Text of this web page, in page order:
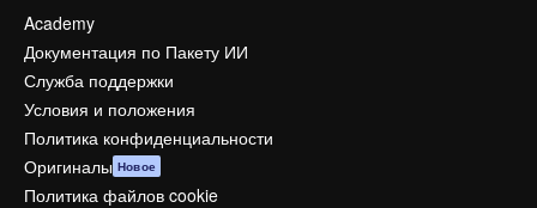
Academy
Документация по Пакету ИИ
Служба поддержки
Условия и положения
Политика конфиденциальности
Оригиналы Новое
Политика файлов cookie